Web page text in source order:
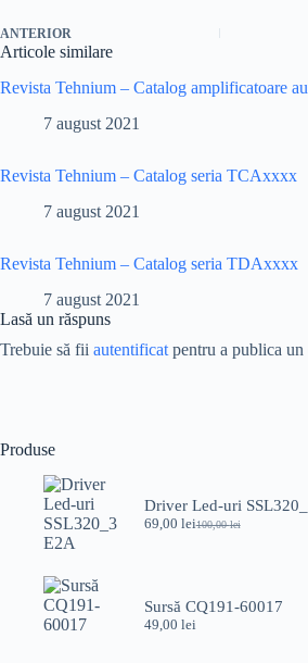
ANTERIOR
Articole similare
Revista Tehnium – Catalog amplificatoare
7 august 2021
Revista Tehnium – Catalog seria TCAxxxx
7 august 2021
Revista Tehnium – Catalog seria TDAxxxx
7 august 2021
Lasă un răspuns
Trebuie să fii autentificat pentru a publica un
Produse
Driver Led-uri
100,00lei
Prețul
100,00 lei.
69,00 leiPrețul
Sursă CQ191-60017
49,00 lei